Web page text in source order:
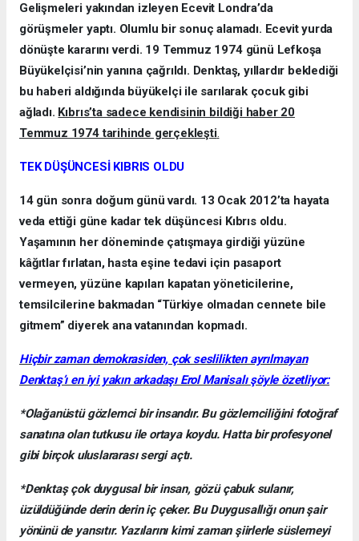
Gelişmeleri yakından izleyen Ecevit Londra’da
görüşmeler yaptı. Olumlu bir sonuç alamadı. Ecevit yurda
dönüşte kararını verdi. 19 Temmuz 1974 günü Lefkoşa
Büyükelçisi’nin yanına çağrıldı. Denktaş, yıllardır beklediği
bu haberi aldığında büyükelçi ile sarılarak çocuk gibi
ağladı. Kıbrıs’ta sadece kendisinin bildiği haber 20
Temmuz 1974 tarihinde gerçekleşti.
TEK DÜŞÜNCESİ KIBRIS OLDU
14 gün sonra doğum günü vardı. 13 Ocak 2012’ta hayata
veda ettiği güne kadar tek düşüncesi Kıbrıs oldu.
Yaşamının her döneminde çatışmaya girdiği yüzüne
kâğıtlar fırlatan, hasta eşine tedavi için pasaport
vermeyen, yüzüne kapıları kapatan yöneticilerine,
temsilcilerine bakmadan “Türkiye olmadan cennete bile
gitmem” diyerek ana vatanından kopmadı.
Hiçbir zaman demokrasiden, çok seslilikten ayrılmayan
Denktaş’ı en iyi yakın arkadaşı Erol Manisalı şöyle özetliyor:
*Olağanüstü gözlemci bir insandır. Bu gözlemciliğini fotoğraf
sanatına olan tutkusu ile ortaya koydu. Hatta bir profesyonel
gibi birçok uluslararası sergi açtı.
*Denktaş çok duygusal bir insan, gözü çabuk sulanır,
üzüldüğünde derin derin iç çeker. Bu Duygusallığı onun şair
yönünü de yansıtır. Yazılarını kimi zaman şiirlerle süslemeyi